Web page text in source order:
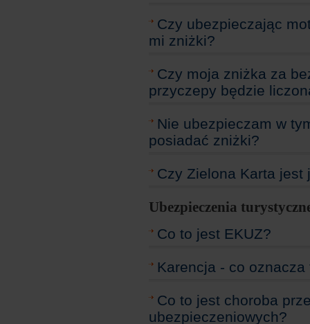
Czy ubezpieczając
mi zniżki?
Czy moja zniżka za
przyczepy będzie
Nie ubezpieczam w
posiadać zniżki?
Czy Zielona Karta jest
Ubezpieczenia
Co to jest EKUZ?
Karencja - co oznacza
Co to jest choroba
ubezpieczeniowych?